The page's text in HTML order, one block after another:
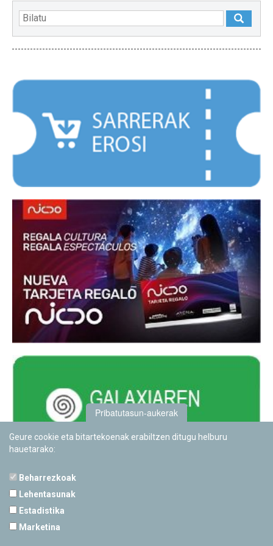
Pribatutasun-aukerak
Geure cookie eta bitartekoenak erabiltzen ditugu helburu
hauetarako:
Beharrezkoak
Lehentasunak
Estadistika
Marketina